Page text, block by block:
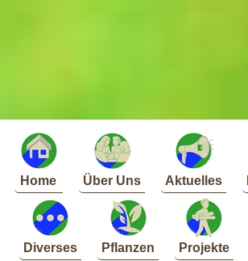
Home Über Uns Aktuelles
Diverses Pflanzen Projekte